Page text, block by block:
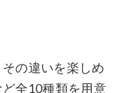
の違いを楽しめ
全10種類を用意